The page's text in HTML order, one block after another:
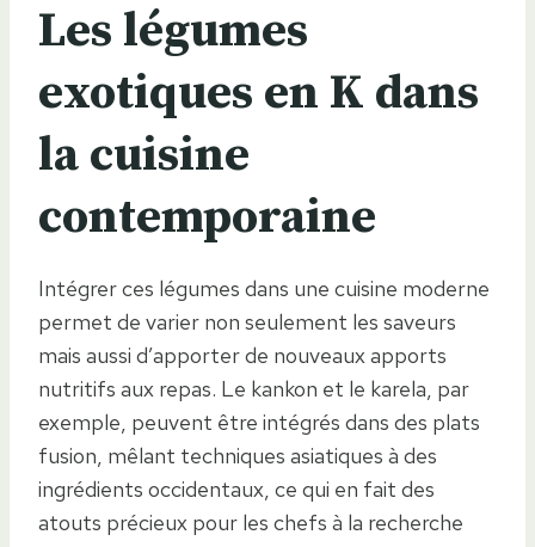
Les légumes
exotiques en K dans
la cuisine
contemporaine
Intégrer ces légumes dans une cuisine moderne
permet de varier non seulement les saveurs
mais aussi d’apporter de nouveaux apports
nutritifs aux repas. Le kankon et le karela, par
exemple, peuvent être intégrés dans des plats
fusion, mêlant techniques asiatiques à des
ingrédients occidentaux, ce qui en fait des
atouts précieux pour les chefs à la recherche